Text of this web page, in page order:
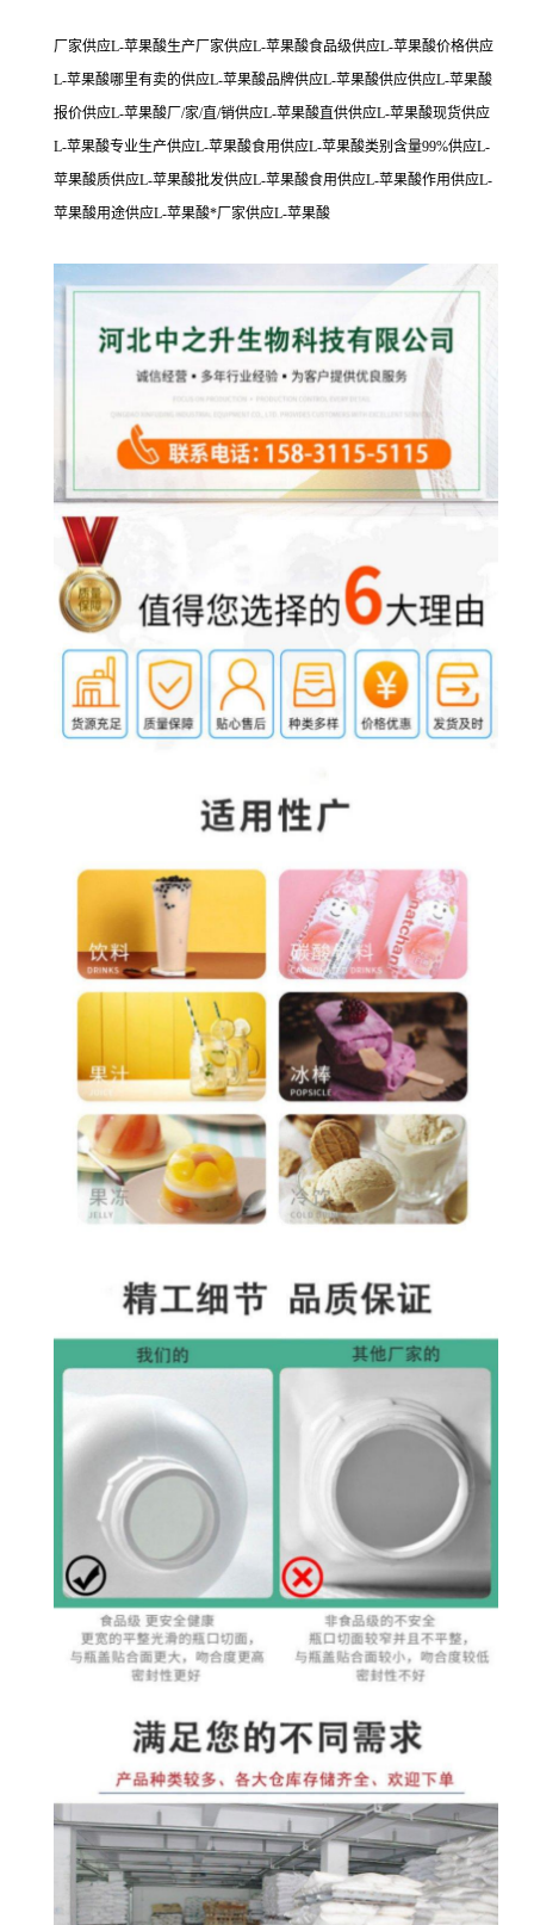
厂家供应L-苹果酸生产厂家供应L-苹果酸食品级供应L-苹果酸价格供应
L-苹果酸哪里有卖的供应L-苹果酸品牌供应L-苹果酸供应供应L-苹果酸
报价供应L-苹果酸厂/家/直/销供应L-苹果酸直供供应L-苹果酸现货供应
L-苹果酸专业生产供应L-苹果酸食用供应L-苹果酸类别含量99%供应L-
苹果酸质供应L-苹果酸批发供应L-苹果酸食用供应L-苹果酸作用供应L-
苹果酸用途供应L-苹果酸*厂家供应L-苹果酸